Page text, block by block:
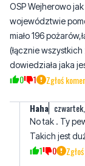
(łącznie
dowiedziała jaka
0 1 Zgłoś
Haha
No tak . Ty
1 0
Napisz